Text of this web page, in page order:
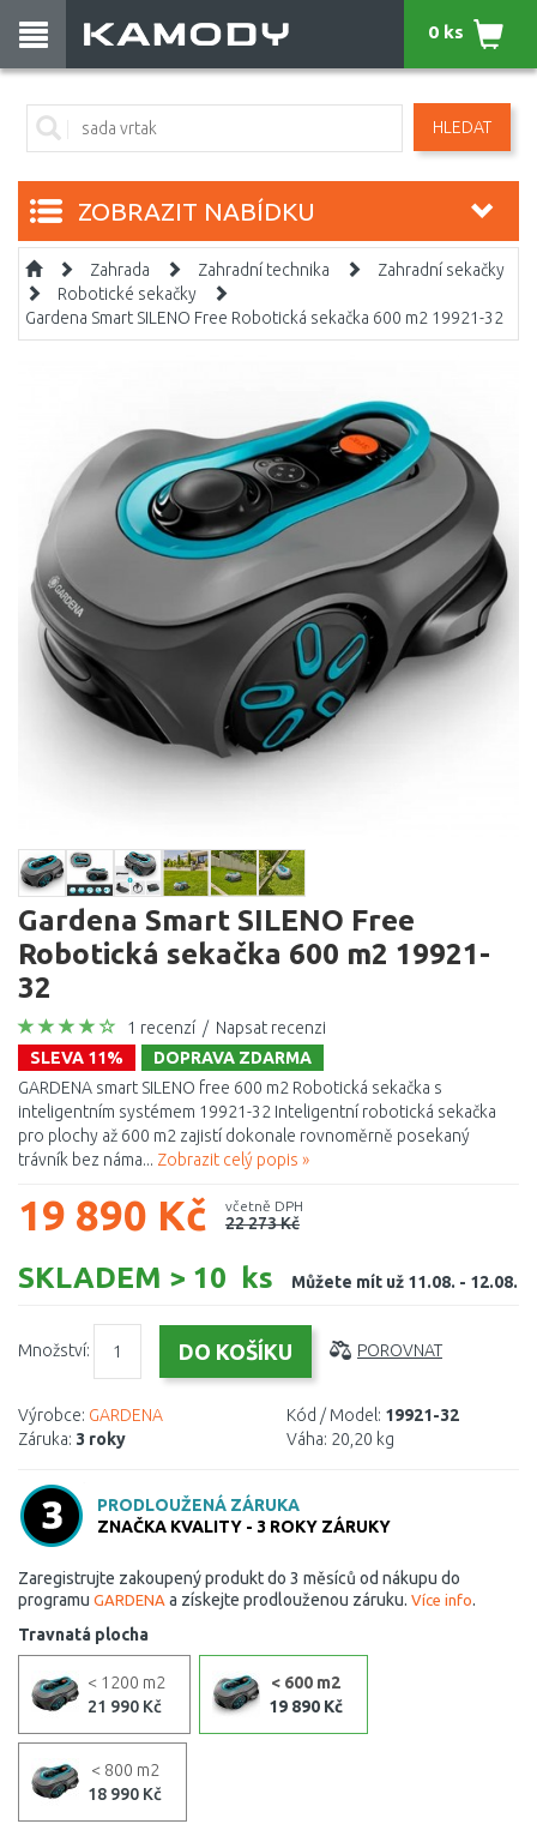
HLEDAT
0 ks
ZOBRAZIT NABÍDKU
Zahrada Zahradní technika
Zahradní sekačky
Robotické sekačky
Gardena Smart SILENO Free Robotická sekačka 600 m2 19921-32
Gardena Smart SILENO Free
Robotická sekačka 600 m2 19921-
32
1 recenzí / Napsat recenzi
SLEVA 11%
DOPRAVA ZDARMA
GARDENA smart SILENO free 600 m2 Robotická sekačka s
inteligentním systémem 19921-32 Inteligentní robotická sekačka
pro plochy až 600 m2 zajistí dokonale rovnoměrně posekaný
trávník bez náma... Zobrazit celý popis »
19 890 Kč včetně DPH
22 273 Kč
SKLADEM > 10 ks Můžete mít už 11.08. - 12.08.
Množství: POROVNAT
Výrobce: GARDENA
Záruka: 3 roky
Kód / Model: 19921-32
Váha: 20,20 kg
PRODLOUŽENÁ ZÁRUKA
ZNAČKA KVALITY - 3 ROKY ZÁRUKY
Zaregistrujte zakoupený produkt do 3 měsíců od nákupu do
programu GARDENA a získejte prodlouženou záruku. Více info.
Travnatá plocha
< 1200 m2
21 990 Kč
< 600 m2
19 890 Kč
< 800 m2
18 990 Kč